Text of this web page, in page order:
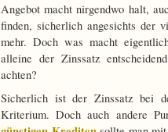
Angebot macht nirgendwo halt,
finden, sicherlich angesichts der
mehr. Doch was macht
alleine der Zinssatz
achten?
Sicherlich ist der Zinssatz bei
Kriterium. Doch auch andere